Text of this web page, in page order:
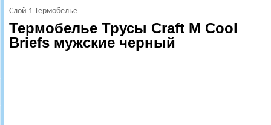
Слой 1 Термобелье
Термобелье Трусы Craft M Cool
Briefs мужские черный